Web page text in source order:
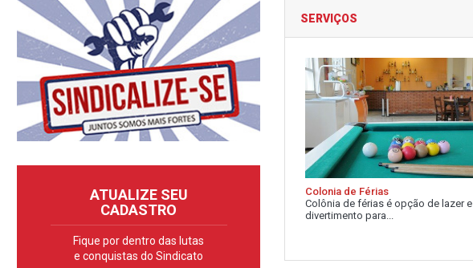
ATUALIZE SEU
CADASTRO
Fique por dentro das lutas
e conquistas do Sindicato
SERVIÇOS
Colonia de Férias
Colônia de férias é opção de lazer e
divertimento para...